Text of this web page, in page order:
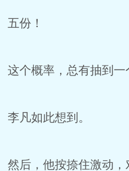
五份！
这个概率，总有抽到一
李凡如此想到。
然后，他按捺住激动，